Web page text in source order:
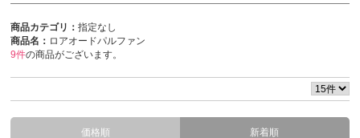
商品カテゴリ：指定なし
商品名： ロアオードパルファン
9件の商品がございます。
価格順 新着順